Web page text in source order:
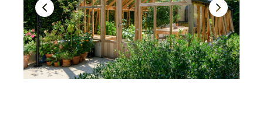
Vorige Volgende